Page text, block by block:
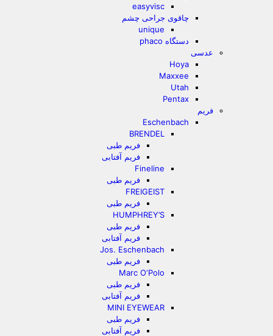
easyvisc
چاقوی جراحی چشم
unique
دستگاه phaco
عدسی
Hoya
Maxxee
Utah
Pentax
فریم
Eschenbach
BRENDEL
فریم طبی
فریم آفتابی
Fineline
فریم طبی
FREIGEIST
فریم طبی
HUMPHREY’S
فریم طبی
فریم آفتابی
Jos. Eschenbach
فریم طبی
Marc O‘Polo
فریم طبی
فریم آفتابی
MINI EYEWEAR
فریم طبی
فریم آفتابی